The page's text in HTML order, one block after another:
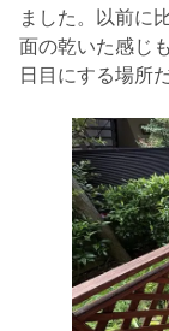
ました。以前に
面の乾いた感じ
日目にする場所